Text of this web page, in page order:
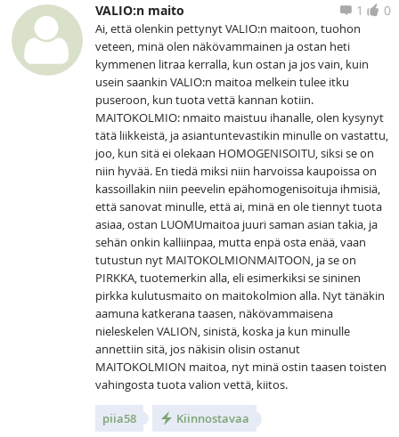
VALIO:n maito 0
1
Ai, että olenkin pettynyt VALIO:n maitoon, tuohon
veteen, minä olen näkövammainen ja ostan heti
kymmenen litraa kerralla, kun ostan ja jos vain, kuin
usein saankin VALIO:n maitoa melkein tulee itku
puseroon, kun tuota vettä kannan kotiin.
MAITOKOLMIO: nmaito maistuu ihanalle, olen kysynyt
tätä liikkeistä, ja asiantuntevastikin minulle on vastattu,
joo, kun sitä ei olekaan HOMOGENISOITU, siksi se on
niin hyvää. En tiedä miksi niin harvoissa kaupoissa on
kassoillakin niin peevelin epähomogenisoituja ihmisiä,
että sanovat minulle, että ai, minä en ole tiennyt tuota
asiaa, ostan LUOMUmaitoa juuri saman asian takia, ja
sehän onkin kalliinpaa, mutta enpä osta enää, vaan
tutustun nyt MAITOKOLMIONMAITOON, ja se on
PIRKKA, tuotemerkin alla, eli esimerkiksi se sininen
pirkka kulutusmaito on maitokolmion alla. Nyt tänäkin
aamuna katkerana taasen, näkövammaisena
nieleskelen VALION, sinistä, koska ja kun minulle
annettiin sitä, jos näkisin olisin ostanut
MAITOKOLMION maitoa, nyt minä ostin taasen toisten
vahingosta tuota valion vettä, kiitos.
piia58 Kiinnostavaa